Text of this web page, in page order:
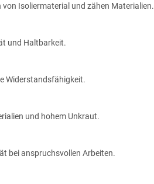
von Isoliermaterial und zähen Materialien.
und Haltbarkeit.
Widerstandsfähigkeit.
und hohem Unkraut.
bei anspruchsvollen Arbeiten.